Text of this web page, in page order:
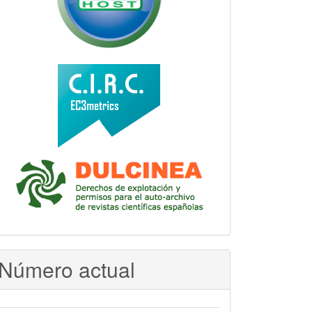
actual